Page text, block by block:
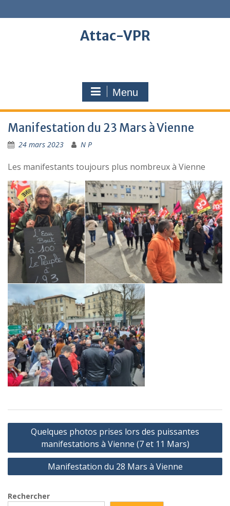
to
Attac-VPR
Menu
Manifestation du 23 Mars à Vienne
24 mars 2023 N P
Les manifestants toujours plus nombreux à Vienne
Navigation
l’article
Quelques photos prises lors des puissantes
manifestations à Vienne (7 et 11 Mars)
Manifestation du 28 Mars à Vienne
Rechercher